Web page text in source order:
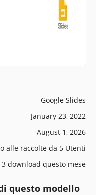
Google Slides
January 23, 2022
August 1, 2026
alle raccolte da 5 Utenti
3 download questo mese
questo modello